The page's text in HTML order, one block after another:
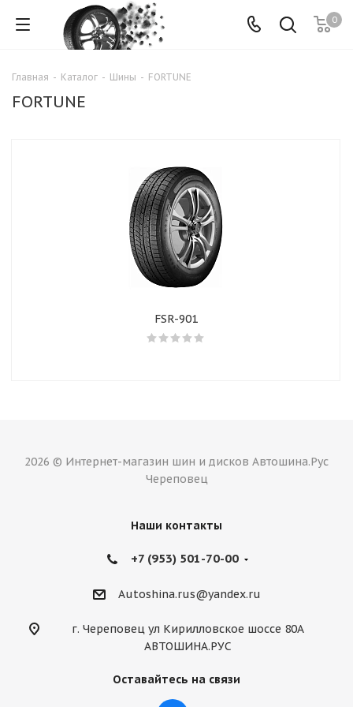
0
Главная - Каталог - Шины - FORTUNE
FORTUNE
FSR-901
2026 © Интернет-магазин шин и дисков Автошина.Рус
Череповец
Наши контакты
+7 (953) 501-70-00
Autoshina.rus@yandex.ru
г. Череповец ул Кирилловское шоссе 80А
АВТОШИНА.РУС
Оставайтесь на связи